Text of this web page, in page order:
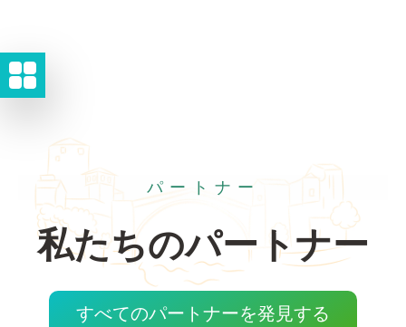
パートナー
私たちのパートナー
すべてのパートナーを発見する